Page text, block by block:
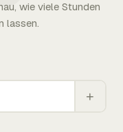
wie viele Stunden
lassen.
+